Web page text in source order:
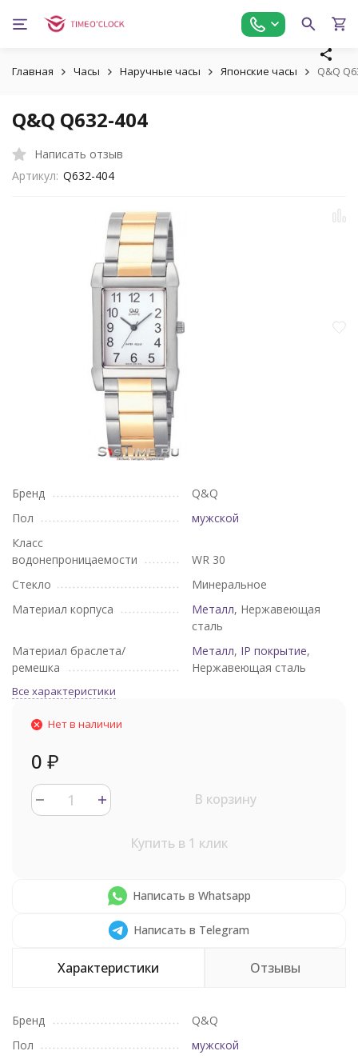
Главная Часы Наручные часы Японские часы Q&Q
Q&Q Q632-404
Написать отзыв
Артикул: Q632-404
Бренд
Q&Q
Пол
мужской
Класс
водонепроницаемости
WR 30
Стекло
Минеральное
Материал корпуса
Металл, Нержавеющая
сталь
Материал браслета/
ремешка
Металл, IP покрытие,
Нержавеющая сталь
Все характеристики
Нет в наличии
0 ₽
В корзину
Купить в 1 клик
Написать в Whatsapp
Написать в Telegram
Характеристики Отзывы
Бренд
Q&Q
Пол
мужской